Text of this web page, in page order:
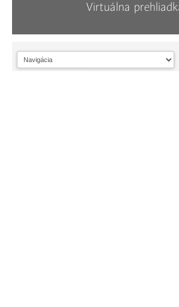
Virtuálna